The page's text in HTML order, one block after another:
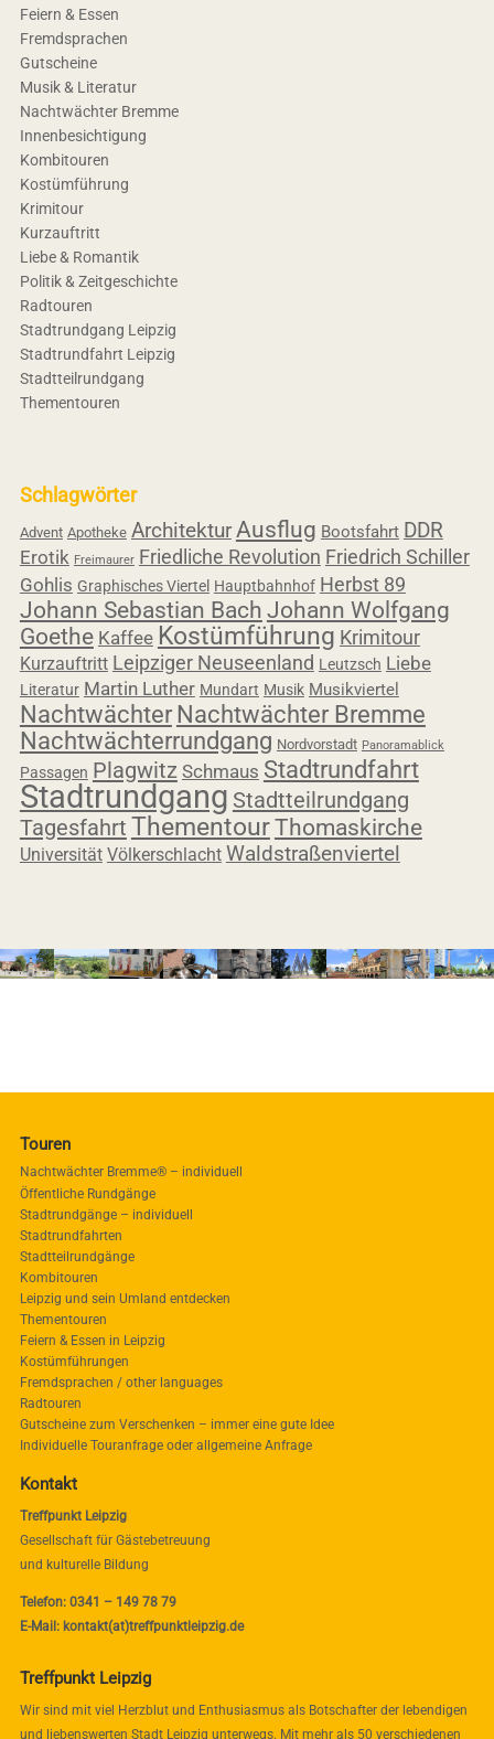
Feiern & Essen
Fremdsprachen
Gutscheine
Musik & Literatur
Nachtwächter Bremme
Innenbesichtigung
Kombitouren
Kostümführung
Krimitour
Kurzauftritt
Liebe & Romantik
Politik & Zeitgeschichte
Radtouren
Stadtrundgang Leipzig
Stadtrundfahrt Leipzig
Stadtteilrundgang
Thementouren
Schlagwörter
Advent Apotheke Architektur Ausflug Bootsfahrt DDR
Erotik Freimaurer Friedliche Revolution Friedrich Schiller
Gohlis Graphisches Viertel Hauptbahnhof Herbst 89
Johann Sebastian Bach Johann Wolfgang
Goethe Kaffee Kostümführung Krimitour
Kurzauftritt Leipziger Neuseenland Leutzsch Liebe
Literatur Martin Luther Mundart Musik Musikviertel
NachtwächterNachtwächter Bremme
Nachtwächterrundgang Nordvorstadt Panoramablick
Passagen Plagwitz Schmaus Stadtrundfahrt
Stadtrundgang Stadtteilrundgang
Tagesfahrt ThementourThomaskirche
Universität Völkerschlacht Waldstraßenviertel
Touren
Nachtwächter Bremme® – individuell
Öffentliche Rundgänge
Stadtrundgänge – individuell
Stadtrundfahrten
Stadtteilrundgänge
Kombitouren
Leipzig und sein Umland entdecken
Thementouren
Feiern & Essen in Leipzig
Kostümführungen
Fremdsprachen / other languages
Radtouren
Gutscheine zum Verschenken – immer eine gute Idee
Individuelle Touranfrage oder allgemeine Anfrage
Kontakt
Treffpunkt Leipzig
Gesellschaft für Gästebetreuung
und kulturelle Bildung
Telefon: 0341 – 149 78 79
E-Mail: kontakt(at)treffpunktleipzig.de
Treffpunkt Leipzig
Wir sind mit viel Herzblut und Enthusiasmus als Botschafter der lebendigen
und liebenswerten Stadt Leipzig unterwegs. Mit mehr als 50 verschiedenen